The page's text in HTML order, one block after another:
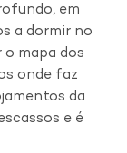
em
a dormir no
mapa dos
onde faz
da
e é